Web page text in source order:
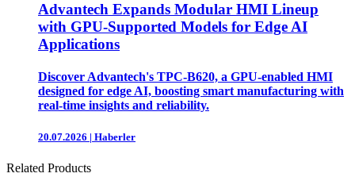
Advantech Expands Modular HMI Lineup
with GPU-Supported Models for Edge AI
Applications
Discover Advantech's TPC-B620, a GPU-enabled HMI
designed for edge AI, boosting smart manufacturing with
real-time insights and reliability.
20.07.2026 | Haberler
Related Products